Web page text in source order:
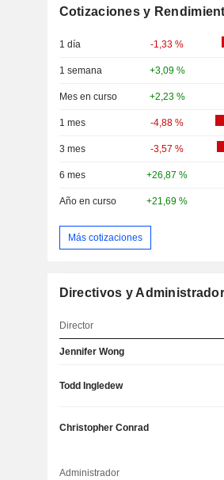
Cotizaciones y
1 día -1,33 %
1 semana +3,09 %
Mes en curso +2,23 %
1 mes -4,88 %
3 mes -3,57 %
6 mes +26,87 %
Año en curso +21,69 %
Más cotizaciones
Directivos y
Director
Jennifer Wong
Todd Ingledew
Christopher Conrad
Administrador